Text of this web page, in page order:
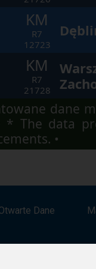
KM
R7
12723
KM
R7
21728
dane
* The data
•
Dane